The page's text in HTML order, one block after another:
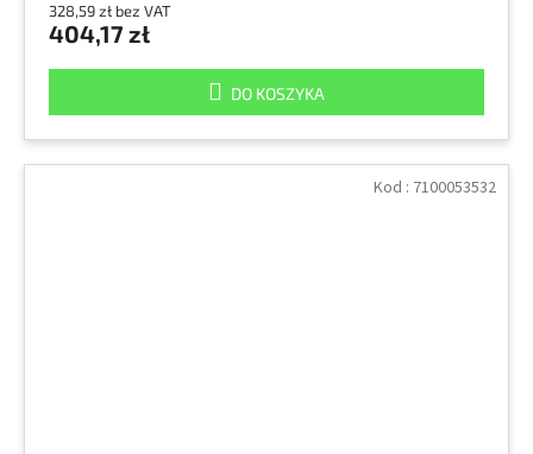
328,59 zł bez VAT
404,17 zł
DO KOSZYKA
Kod : 7100053532